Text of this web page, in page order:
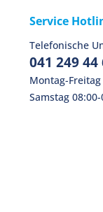
Service
Telefonische
041 249 44
Montag-
Samstag